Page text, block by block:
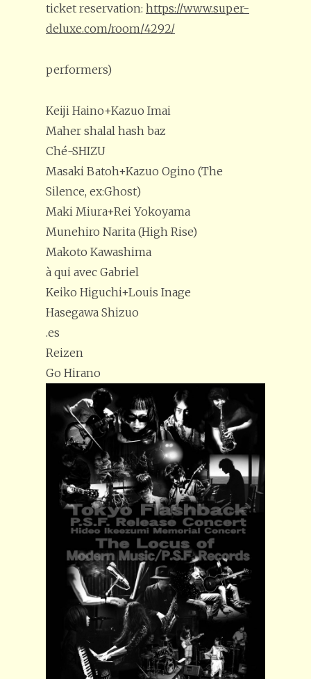
ticket reservation: https://www.super-
deluxe.com/room/4292/
performers)
Keiji Haino+Kazuo Imai
Maher shalal hash baz
Ché-SHIZU
Masaki Batoh+Kazuo Ogino (The
Silence, ex:Ghost)
Maki Miura+Rei Yokoyama
Munehiro Narita (High Rise)
Makoto Kawashima
à qui avec Gabriel
Keiko Higuchi+Louis Inage
Hasegawa Shizuo
.es
Reizen
Go Hirano